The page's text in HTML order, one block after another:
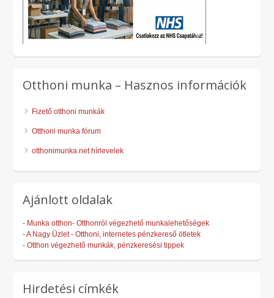
Otthoni munka – Hasznos információk
Fizető otthoni munkák
Otthoni munka fórum
otthonimunka.net hírlevelek
Ajánlott oldalak
- Munka otthon- Otthonról végezhető munkalehetőségek
-A Nagy Üzlet - Otthoni, internetes pénzkereső ötletek
-Otthon végezhető munkák, pénzkeresési tippek
Hirdetési címkék